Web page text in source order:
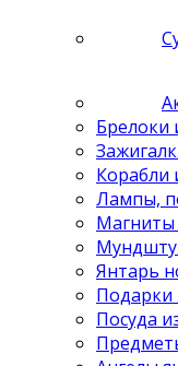
Брелоки
Корабли
Лампы,
Магниты
Янтарь
Подарки
Посуда